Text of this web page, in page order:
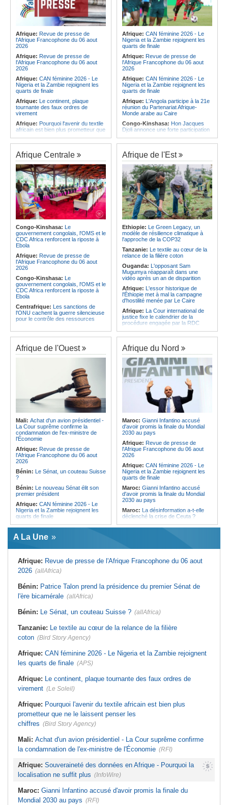
Afrique: Revue de presse de
l'Afrique Francophone du 06 aout
2026
Afrique: Revue de presse de
l'Afrique Francophone du 06 aout
2026
Afrique: CAN féminine 2026 - Le
Nigeria et la Zambie rejoignent les
quarts de finale
Afrique: Le continent, plaque
tournante des faux ordres de
virement
Afrique: Pourquoi l'avenir du textile
africain est bien plus prometteur que
Afrique:Les Africains en première
ligne face à la crise de la biodiversité
Afrique:L'essor historique de
l'Éthiopie met à mal la campagne
d'hostilité menée par Le Caire
Afrique:La Cour international de
justice fixe le calendrier de la
procédure engagée par la RDC
contre le Rwanda
Afrique:Visite du Président de la
République et de la Première Dame
à Yamoussoukro
Afrique:Le Forum de
l'entrepreneuriat de Sept Afrique se
veut une plateforme de mobilisation
des investissements
Afrique: CAN féminine 2026 - Le
Nigeria et la Zambie rejoignent les
quarts de finale
Afrique: Revue de presse de
l'Afrique Francophone du 06 aout
2026
Afrique: CAN féminine 2026 - Le
Nigeria et la Zambie rejoignent les
quarts de finale
Afrique: L'Angola participe à la 21e
réunion du Partenariat Afrique-
Monde arabe au Caire
Congo-Kinshasa: Hon Jacques
Djoli annonce une forte participation
Angola:Le paiement échelonné
des services touristiques démarre
ce jeudi
Angola:Jiu-jitsu - Le pays
décroche une troisième médaille à
Abou Dabi
Afrique:Ju-Jitsu - La délégation
angolaise reçue par l'ambassadeur
d'Angola aux Émirats arabes unis
Angola:Une expédition automobile
favorise le tourisme à Humpata
Angola:La WAS-AC souhaite
collaborer avec le pays pour
stimuler l'aquaculture
Afrique Centrale
Congo-Kinshasa: Le
gouvernement congolais, l'OMS et le
CDC Africa renforcent la riposte à
Ebola
Afrique: Revue de presse de
l'Afrique Francophone du 06 aout
2026
Congo-Kinshasa: Le
gouvernement congolais, l'OMS et le
CDC Africa renforcent la riposte à
Ebola
Centrafrique: Les sanctions de
l'ONU cachent la guerre silencieuse
pour le contrôle des ressources
Afrique:La Cour international de
justice fixe le calendrier de la
Visite du Président de la
République et de la Première Dame
à Yamoussoukro
Afrique:L'Angola participe à la 21e
réunion du Partenariat Afrique-
Monde arabe au Caire
Gabon:Quand une tribune redonne
espoir - Le témoignage bouleversant
du Dr Alphonse Louma Eyougha
Congo-Kinshasa: Plan stratégique
triennal 2026-2028 - L'IGF place la
digitalisation au coeur des réformes
Afrique de l'Est
Ethiopie: Le Green Legacy, un
modèle de résilience climatique à
l'approche de la COP32
Tanzanie: Le textile au cœur de la
relance de la filière coton
Ouganda: L'opposant Sam
Mugumya réapparaît dans une
vidéo après un an de disparition
Afrique: L'essor historique de
l'Éthiopie met à mal la campagne
d'hostilité menée par Le Caire
Afrique: La Cour international de
justice fixe le calendrier de la
procédure engagée par la RDC
Soudan:Le pays échange avec le
président de l'UA sur l'évolution de la
situation et la visite du Conseil de
paix à Khartoum
Ethiopie: Addis-Abeba - L'église
d'Afrique lance officiellement son
'cheminement' vers la grande
Assemblée de 2028
Afrique de l'Est:Le pari du régime
érythréen - Pousser le Tigray vers
une zone tampon dans le cadre
d'une nouvelle guerre par
procuration
Ethiopie:Le Premier ministre Abiy
inaugure le nouveau terminal de
l'aéroport international de Bahir Dar
Afrique:
La Croix-Rouge
mobilisation accrue des ressources
locales en Afrique
Afrique de l'Ouest
Mali: Achat d'un avion présidentiel -
La Cour suprême confirme la
condamnation de l'ex-ministre de
l'Économie
Afrique: Revue de presse de
l'Afrique Francophone du 06 aout
2026
Bénin: Le Sénat, un couteau Suisse
?
Bénin: Le nouveau Sénat élit son
premier président
Afrique: CAN féminine 2026 - Le
Nigeria et la Zambie rejoignent les
quarts de finale
Afrique:Le continent, plaque
tournante des faux ordres de
virement
Guinée:Le général Amara Camara
Ghana:John Dramani en Jamaïque
pour des questions liées à
Sénégal: Banque mondiale - 340
milliards de FCFA pour soutenir les
priorités du pays
Mali:Achat d'un avion présidentiel -
La Cour suprême confirme la
l'Économie
Afrique du Nord
Maroc: Gianni Infantino accusé
d'avoir promis la finale du Mondial
2030 au pays
Afrique: Revue de presse de
l'Afrique Francophone du 06 aout
2026
Afrique: CAN féminine 2026 - Le
Nigeria et la Zambie rejoignent les
quarts de finale
Maroc: Gianni Infantino accusé
d'avoir promis la finale du Mondial
2030 au pays
Maroc: La désinformation a-t-elle
déclenché la crise de Ceuta ?
Afrique:L'essor historique de
Algérie:France - L'affaire Mehdi
policière contre le narcotrafic
Monde arabe au Caire
Tunisie: Une maison entièrement
rétablissement du courant
A La Une
Afrique: Revue de presse de l'Afrique Francophone du 06 aout
2026 (allAfrica)
Bénin: Patrice Talon prend la présidence du premier Sénat de
l'ère bicamérale (allAfrica)
Bénin: Le Sénat, un couteau Suisse ? (allAfrica)
Tanzanie: Le textile au cœur de la relance de la filière
coton (Bird Story Agency)
Afrique: CAN féminine 2026 - Le Nigeria et la Zambie rejoignent
les quarts de finale (APS)
Afrique: Le continent, plaque tournante des faux ordres de
virement (Le Soleil)
Afrique: Pourquoi l'avenir du textile africain est bien plus
prometteur que ne le laissent penser les
chiffres (Bird Story Agency)
Mali: Achat d'un avion présidentiel - La Cour suprême confirme
la condamnation de l'ex-ministre de l'Économie (RFI)
Afrique: Souveraineté des données en Afrique - Pourquoi la
localisation ne suffit plus (InfoWire)
Maroc: Gianni Infantino accusé d'avoir promis la finale du
Mondial 2030 au pays (RFI)